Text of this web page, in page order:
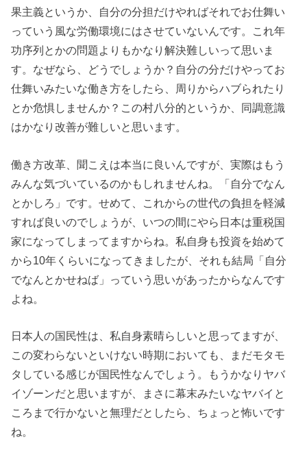
果主義というか、自分の分担だけやればそれでお仕舞い
っていう風な労働環境にはさせていないんです。これ年
功序列とかの問題よりもかなり解決難しいって思いま
す。なぜなら、どうでしょうか？自分の分だけやってお
仕舞いみたいな働き方をしたら、周りからハブられたり
とか危惧しませんか？この村八分的というか、同調意識
はかなり改善が難しいと思います。
働き方改革、聞こえは本当に良いんですが、実際はもう
みんな気づいているのかもしれませんね。「自分でなん
とかしろ」です。せめて、これからの世代の負担を軽減
すれば良いのでしょうが、いつの間にやら日本は重税国
家になってしまってますからね。私自身も投資を始めて
から10年くらいになってきましたが、それも結局「自分
でなんとかせねば」っていう思いがあったからなんです
よね。
日本人の国民性は、私自身素晴らしいと思ってますが、
この変わらないといけない時期においても、まだモタモ
タしている感じが国民性なんでしょう。もうかなりヤバ
イゾーンだと思いますが、まさに幕末みたいなヤバイと
ころまで行かないと無理だとしたら、ちょっと怖いです
ね。